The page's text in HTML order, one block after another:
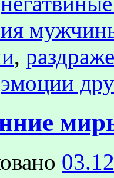
,
эмоции